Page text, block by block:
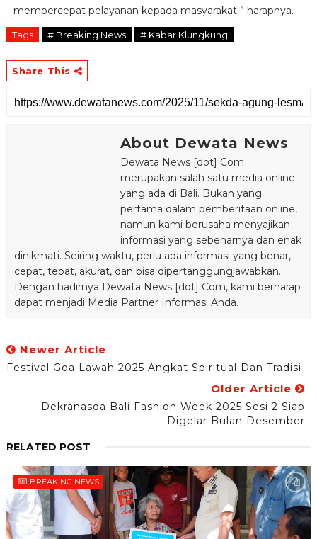
mempercepat pelayanan kepada masyarakat ” harapnya.
Tags # Breaking News # Kabar Klungkung
Share This
About Dewata News
Dewata News [dot] Com
merupakan salah satu media online
yang ada di Bali. Bukan yang
pertama dalam pemberitaan online,
namun kami berusaha menyajikan
informasi yang sebenarnya dan enak
dinikmati. Seiring waktu, perlu ada informasi yang benar,
cepat, tepat, akurat, dan bisa dipertanggungjawabkan.
Dengan hadirnya Dewata News [dot] Com, kami berharap
dapat menjadi Media Partner Informasi Anda.
Newer Article
Festival Goa Lawah 2025 Angkat Spiritual Dan Tradisi
Older Article
Dekranasda Bali Fashion Week 2025 Sesi 2 Siap
Digelar Bulan Desember
RELATED POST
BREAKING NEWS